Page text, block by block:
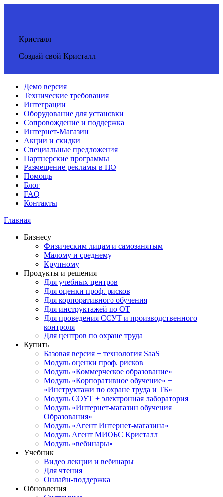
Кристалл
Создай свой Кристалл
Демо версия
Технические требования
Интеграции
Оборудование для установки
Сопровождение и поддержка
Интернет-Магазин
Акции и скидки
Специальные предложения
Партнерские программы
Размещение рекламы в ПО
Помощь
Блог
FAQ
Контакты
Главная
Бизнесу
Физическим лицам и самозанятым
Малому и среднему
Крупному
Продукты и решения
Для учебных центров
Для оценки проф. рисков
Для корпоративного обучения
Для инструктажей по ОТ
Для проведения СОУТ и производственного
контроля
Для центров по охране труда
Купить
Базовая версия + технология SaaS
Модуль оценки проф. рисков
Модуль «Коммерческое образование»
Модуль «Корпоративное обучение» +
«Инструктажи по охране труда и ТБ»
Модуль СОУТ + электронная лаборатория
Модуль «Интернет-магазин обучения
Образования»
Модуль «Агент Интернет-магазина»
Модуль Агент МИОБС Кристалл
Модуль «вебинары»
Учебник
Видео лекции и вебинары
Для чтения
Онлайн-поддержка
Обновления